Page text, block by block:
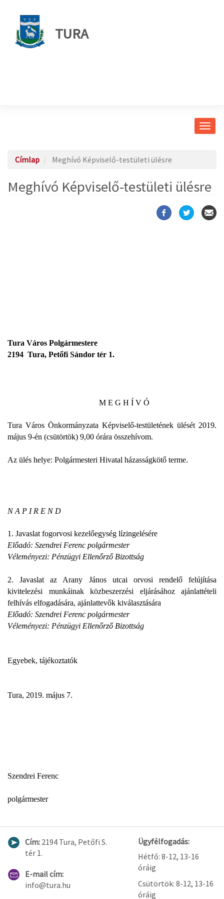
TURA
Címlap Meghívó Képviselő-testületi ülésre
Meghívó Képviselő-testületi ülésre
Tura Város Polgármestere
2194 Tura, Petőfi Sándor tér 1.
M E G H Í V Ó
Tura Város Önkormányzata Képviselő-testületének ülését 2019.
május 9-én (csütörtök) 9,00 órára összehívom.
Az ülés helye: Polgármesteri Hivatal házasságkötő terme.
N A P I R E N D
1. Javaslat fogorvosi kezelőegység lízingelésére
Előadó: Szendrei Ferenc polgármester
Véleményezi: Pénzügyi Ellenőrző Bizottság
2. Javaslat az Arany János utcai orvosi rendelő felújítása
kivitelezési munkáinak közbeszerzési eljárásához ajánlattételi
felhívás elfogadására, ajánlattevők kiválasztására
Előadó: Szendrei Ferenc polgármester
Véleményezi: Pénzügyi Ellenőrző Bizottság
Egyebek, tájékoztatók
Tura, 2019. május 7.
Szendrei Ferenc
polgármester
Cím: 2194 Tura, Petőfi S.
tér 1.
E-mail cím:
info@tura.hu
Ügyfélfogadás:
Hétfő: 8-12, 13-16
óráig
Csütörtök: 8-12, 13-16
óráig